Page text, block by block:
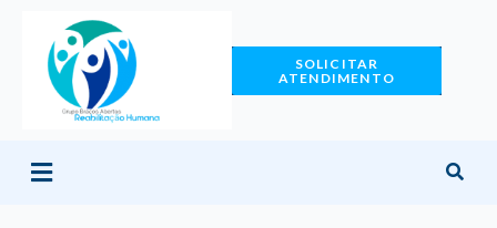
conteúdo
SOLICITAR
ATENDIMENTO
Menu